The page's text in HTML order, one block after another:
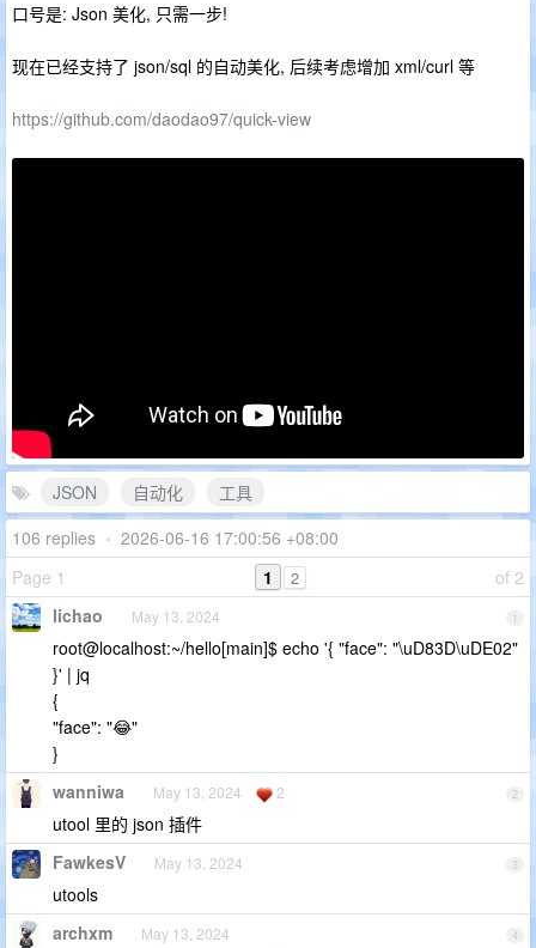
口号是: Json 美化, 只需一步!
现在已经支持了 json/sql 的自动美化, 后续考虑增加 xml/curl 等
https://github.com/daodao97/quick-view
JSON 自动化
工具
106 replies • 2026-06-16 17:00:56 +08:00
Page 1
of 2
1 2
1
lichao May 13, 2024
root@localhost:~/hello[main]$ echo '{ "face": "\uD83D\uDE02"
}' | jq
{
"face": "😂"
}
2
wanniwa May 13, 2024 2
utool 里的 json 插件
3
FawkesV May 13, 2024
utools
4
archxm May 13, 2024